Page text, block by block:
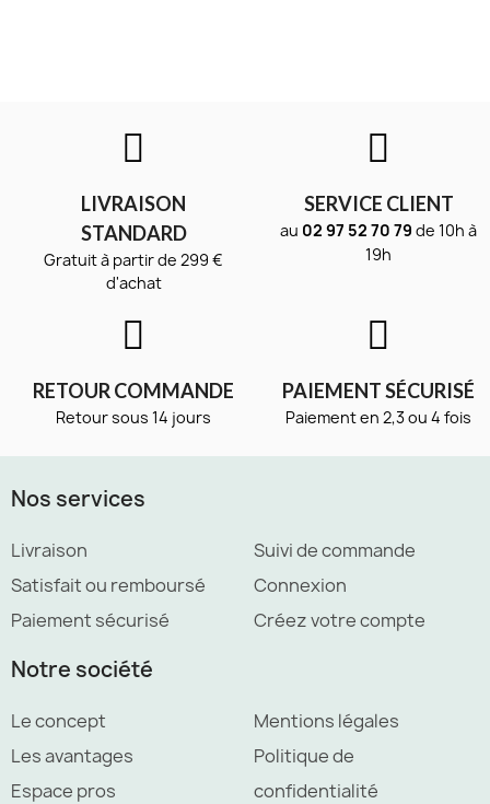
LIVRAISON
STANDARD
Gratuit à partir de 299 €
d'achat
SERVICE CLIENT
au 02 97 52 70 79 de 10h à
19h
RETOUR COMMANDE
Retour sous 14 jours
PAIEMENT SÉCURISÉ
Paiement en 2,3 ou 4 fois
Nos services
Livraison
Satisfait ou remboursé
Paiement sécurisé
Suivi de commande
Connexion
Créez votre compte
Notre société
Le concept
Les avantages
Espace pros
Mentions légales
Politique de
confidentialité